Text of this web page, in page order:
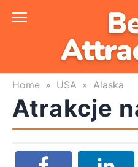
Skip
Home » USA » Alaska
Atrakcje